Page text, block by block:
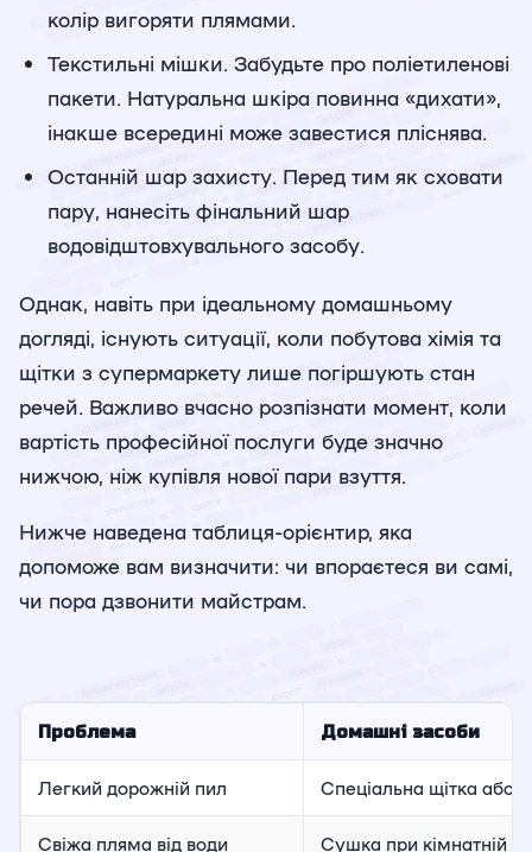
колір вигоряти плямами.
Текстильні мішки. Забудьте про поліетиленові
пакети. Натуральна шкіра повинна «дихати»,
інакше всередині може завестися пліснява.
Останній шар захисту. Перед тим як сховати
пару, нанесіть фінальний шар
водовідштовхувального засобу.
Однак, навіть при ідеальному домашньому
догляді, існують ситуації, коли побутова хімія та
щітки з супермаркету лише погіршують стан
речей. Важливо вчасно розпізнати момент, коли
вартість професійної послуги буде значно
нижчою, ніж купівля нової пари взуття.
Нижче наведена таблиця-орієнтир, яка
допоможе вам визначити: чи впораєтеся ви самі,
чи пора дзвонити майстрам.
Проблема Домашні засоби
Легкий дорожній пил Спеціальна щітка або
Свіжа пляма від води Сушка при кімнатній